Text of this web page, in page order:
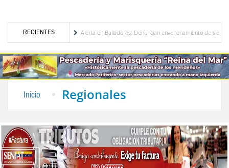
RECIENTESAlerta en Bailadores: Denuncian envenenamiento de siete mascotas en El
Inicio Regionales